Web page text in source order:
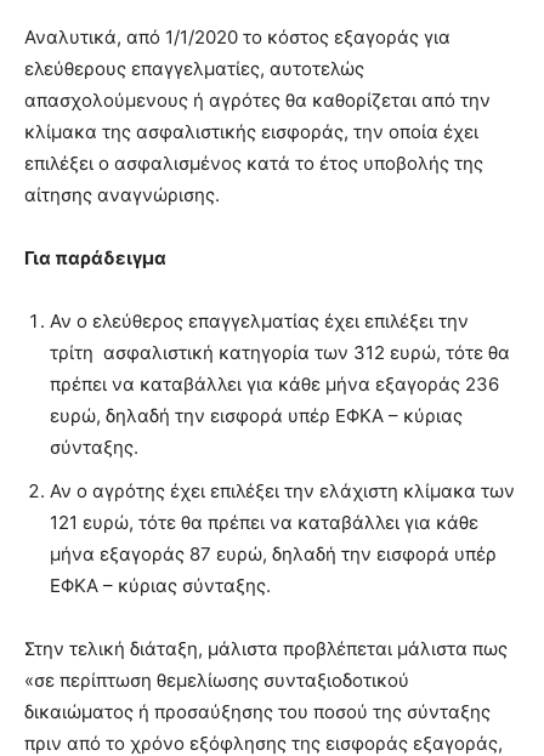
Αναλυτικά, από 1/1/2020 το κόστος εξαγοράς για
ελεύθερους επαγγελματίες, αυτοτελώς
απασχολούμενους ή αγρότες θα καθορίζεται από την
κλίμακα της ασφαλιστικής εισφοράς, την οποία έχει
επιλέξει ο ασφαλισμένος κατά το έτος υποβολής της
αίτησης αναγνώρισης.
Για παράδειγμα
Αν ο ελεύθερος επαγγελματίας έχει επιλέξει την
τρίτη ασφαλιστική κατηγορία των 312 ευρώ, τότε θα
πρέπει να καταβάλλει για κάθε μήνα εξαγοράς 236
ευρώ, δηλαδή την εισφορά υπέρ ΕΦΚΑ – κύριας
σύνταξης.
Αν ο αγρότης έχει επιλέξει την ελάχιστη κλίμακα των
121 ευρώ, τότε θα πρέπει να καταβάλλει για κάθε
μήνα εξαγοράς 87 ευρώ, δηλαδή την εισφορά υπέρ
ΕΦΚΑ – κύριας σύνταξης.
Στην τελική διάταξη, μάλιστα προβλέπεται μάλιστα πως
«σε περίπτωση θεμελίωσης συνταξιοδοτικού
δικαιώματος ή προσαύξησης του ποσού της σύνταξης
πριν από το χρόνο εξόφλησης της εισφοράς εξαγοράς,